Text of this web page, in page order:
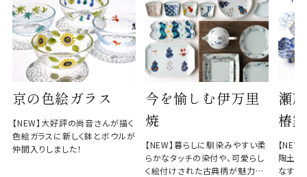
京の色絵ガラス
【NEW】大好評の尚音さんが描く
色絵ガラスに新しく鉢とボウルが
仲間入りしました！
今を愉しむ伊万里
焼
【NEW】暮らしに馴染みやすい柔
らかなタッチの染付や、可愛らし
く絵付けされた古典柄が魅力の
瀬
椿窯
【
陶土と
なす、